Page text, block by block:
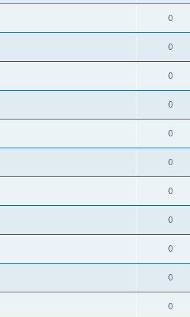
0
0
0
0
0
0
0
0
0
0
0